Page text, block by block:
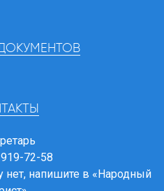
72-58
нет, напишите в «Народный